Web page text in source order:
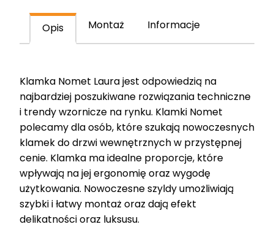
chrom
połysk
123.G8-
G2
Opis Montaż Informacje
Klamka Nomet Laura jest odpowiedzią na
najbardziej poszukiwane rozwiązania techniczne
i trendy wzornicze na rynku. Klamki Nomet
polecamy dla osób, które szukają nowoczesnych
klamek do drzwi wewnętrznych w przystępnej
cenie. Klamka ma idealne proporcje, które
wpływają na jej ergonomię oraz wygodę
użytkowania. Nowoczesne szyldy umożliwiają
szybki i łatwy montaż oraz dają efekt
delikatności oraz luksusu.